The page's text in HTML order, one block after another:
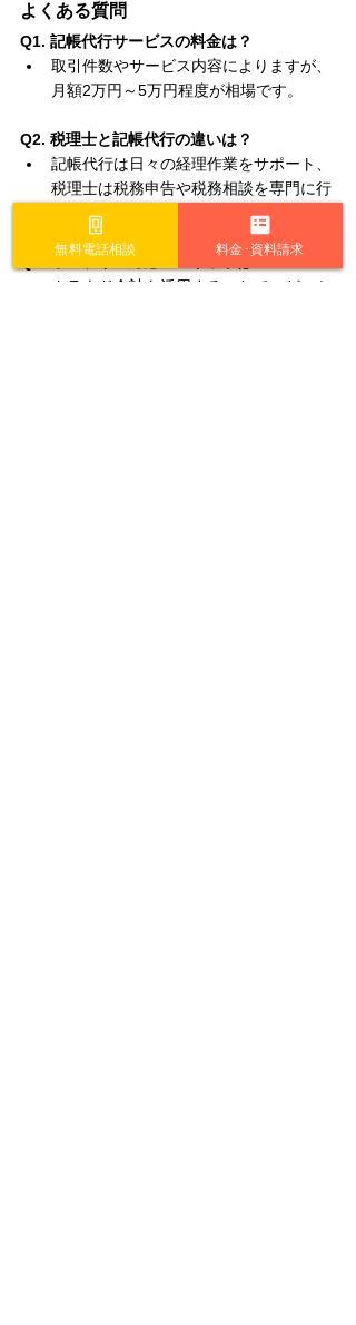
よくある質問
Q1. 記帳代行サービスの料金は？
取引件数やサービス内容によりますが、
月額2万円～5万円程度が相場です。
Q2. 税理士と記帳代行の違いは？
記帳代行は日々の経理作業をサポート、
税理士は税務申告や税務相談を専門に行
います。
Q3. オンライン対応のメリットは？
クラウド会計を活用することで、どこか
無料電話相談 料金･資料請求